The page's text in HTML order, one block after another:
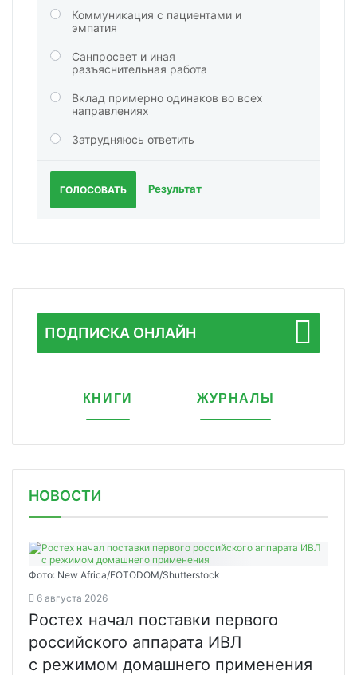
Коммуникация с пациентами и
эмпатия
Санпросвет и иная
разъяснительная работа
Вклад примерно одинаков во всех
направлениях
Затрудняюсь ответить
ГОЛОСОВАТЬ Результат
ПОДПИСКА ОНЛАЙН
КНИГИ ЖУРНАЛЫ
НОВОСТИ
Фото: New Africa/FOTODOM/Shutterstock
6 августа 2026
Ростех начал поставки первого
российского аппарата ИВЛ
с режимом домашнего применения